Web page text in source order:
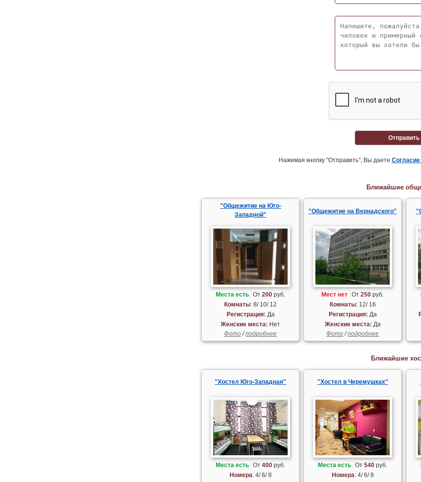
Отправить
Нажимая кнопку "Отправить", Вы даете
Ближайшие
"Общежитие на Юго-
Западной"
Места есть От200 руб.
Комнаты: 8/ 10/ 12
Регистрация: Да
Женские места: Нет
Фото/подробнее
"Общежитие на Вернадского"
Мест нет От250 руб.
Комнаты: 12/ 16
Регистрация: Да
Женские места: Да
Фото/подробнее
Ближайшие
"Хостел Юго-Западная"
Места есть От400 руб.
Номера: 4/ 6/ 8
"Хостел в Черемушках"
Места есть От540 руб.
Номера: 4/ 6/ 8